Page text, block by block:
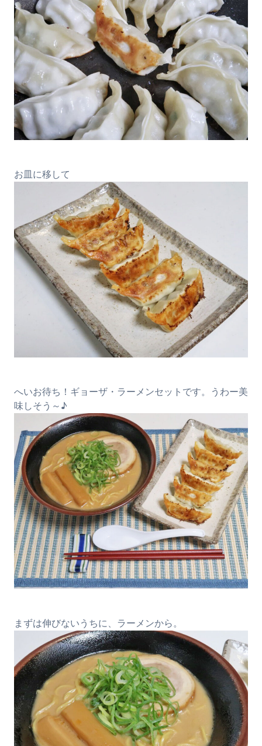
お皿に移して
へいお待ち！ギョーザ・ラーメンセットです。うわー美
味しそう～♪
まずは伸びないうちに、ラーメンから。